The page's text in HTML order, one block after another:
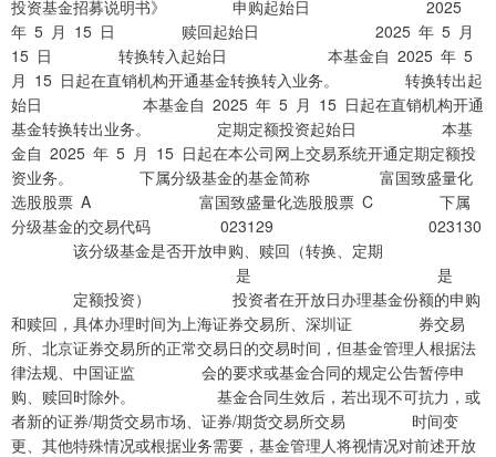
投资基金招募说明书》 申购起始日 2025
年 5 月 15 日 赎回起始日 2025 年 5 月
15 日 转换转入起始日 本基金自 2025 年 5
月 15 日起在直销机构开通基金转换转入业务。 转换转出起
始日 本基金自 2025 年 5 月 15 日起在直销机构开通
基金转换转出业务。 定期定额投资起始日 本基
金自 2025 年 5 月 15 日起在本公司网上交易系统开通定期定额投
资业务。 下属分级基金的基金简称 富国致盛量化
选股股票 A 富国致盛量化选股股票 C 下属
分级基金的交易代码 023129 023130
该分级基金是否开放申购、赎回（转换、定期
是 是
定额投资） 投资者在开放日办理基金份额的申购
和赎回，具体办理时间为上海证券交易所、深圳证 券交易
所、北京证券交易所的正常交易日的交易时间，但基金管理人根据法
律法规、中国证监 会的要求或基金合同的规定公告暂停申
购、赎回时除外。 基金合同生效后，若出现不可抗力，或
者新的证券/期货交易市场、证券/期货交易所交易 时间变
更、其他特殊情况或根据业务需要，基金管理人将视情况对前述开放